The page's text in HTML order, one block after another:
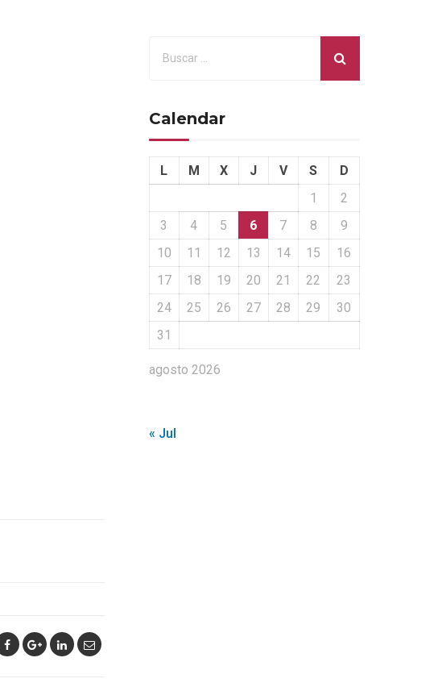
Calendar
agosto 2026
L M X J V S
D
1
2
3
4 5 6 7 8
9
10
11 12 13 14 15
16
17
18 19 20 21 22
23
24
25 26 27 28 29
30
31
« Jul